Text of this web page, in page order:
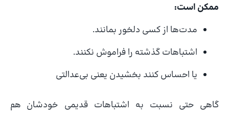
ممکن است:
مدت‌ها از کسی دلخور بمانند.
اشتباهات گذشته را فراموش نکنند.
یا احساس کنند بخشیدن یعنی بی‌عدالتی
گاهی حتی نسبت به اشتباهات قدیمی خودشان هم